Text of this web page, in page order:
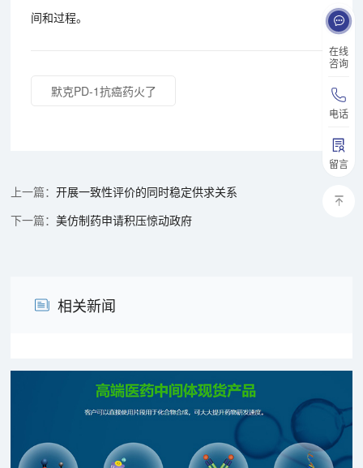
在线
咨询
电话
留言
间和过程。
默克PD-1抗癌药火了
开展一致性评价的同时稳定供求关系
美仿制药申请积压惊动政府
相关新闻